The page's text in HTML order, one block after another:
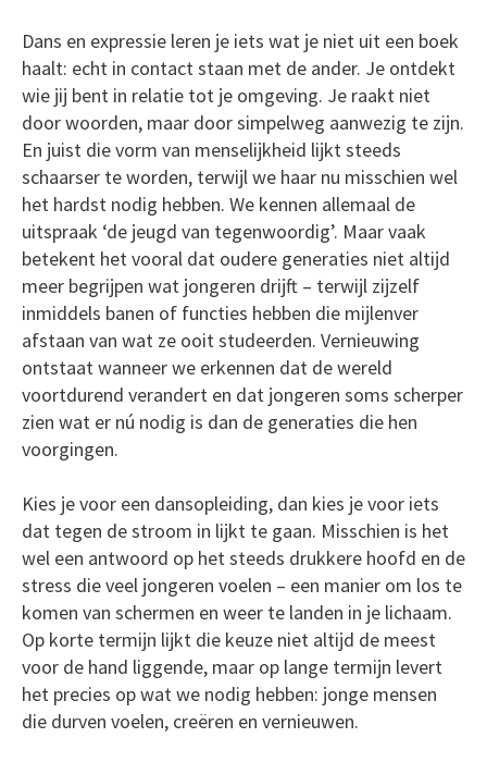
Dans en expressie leren je iets wat je niet uit een boek
haalt: echt in contact staan met de ander. Je ontdekt
wie jij bent in relatie tot je omgeving. Je raakt niet
door woorden, maar door simpelweg aanwezig te zijn.
En juist die vorm van menselijkheid lijkt steeds
schaarser te worden, terwijl we haar nu misschien wel
het hardst nodig hebben. We kennen allemaal de
uitspraak ‘de jeugd van tegenwoordig’. Maar vaak
betekent het vooral dat oudere generaties niet altijd
meer begrijpen wat jongeren drijft – terwijl zijzelf
inmiddels banen of functies hebben die mijlenver
afstaan van wat ze ooit studeerden. Vernieuwing
ontstaat wanneer we erkennen dat de wereld
voortdurend verandert en dat jongeren soms scherper
zien wat er nú nodig is dan de generaties die hen
voorgingen.
Kies je voor een dansopleiding, dan kies je voor iets
dat tegen de stroom in lijkt te gaan. Misschien is het
wel een antwoord op het steeds drukkere hoofd en de
stress die veel jongeren voelen – een manier om los te
komen van schermen en weer te landen in je lichaam.
Op korte termijn lijkt die keuze niet altijd de meest
voor de hand liggende, maar op lange termijn levert
het precies op wat we nodig hebben: jonge mensen
die durven voelen, creëren en vernieuwen.